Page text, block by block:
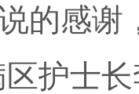
的感谢
护士